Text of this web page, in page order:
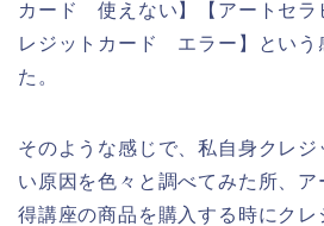
カード 使えない】【アートセラ
レジットカード エラー】という
た。
そのような感じで、私自身クレ
い原因を色々と調べてみた所、ア
得講座の商品を購入する時にクレ